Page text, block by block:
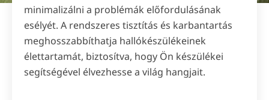
minimalizálni a problémák előfordulásának
esélyét. A rendszeres tisztítás és karbantartás
meghosszabbíthatja hallókészülékeinek
élettartamát, biztosítva, hogy Ön készülékei
segítségével élvezhesse a világ hangjait.